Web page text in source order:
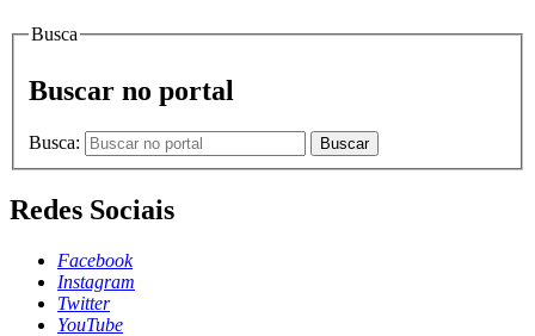
Busca
Buscar no portal
Busca: Buscar
Redes Sociais
Facebook
Instagram
Twitter
YouTube